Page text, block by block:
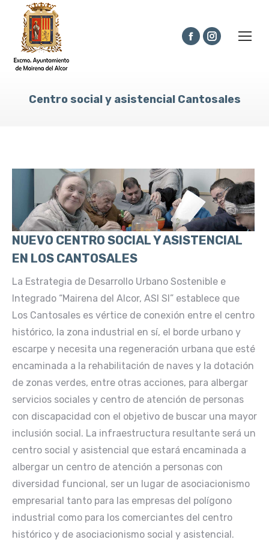
Facebook
in
Instagram
in
Centro social y asistencial Cantosales
NUEVO CENTRO SOCIAL Y ASISTENCIAL
EN LOS CANTOSALES
La Estrategia de Desarrollo Urbano Sostenible e
Integrado “Mairena del Alcor, ASI SI” establece que
Los Cantosales es vértice de conexión entre el centro
histórico, la zona industrial en sí, el borde urbano y
escarpe y necesita una regeneración urbana que esté
encaminada a la rehabilitación de naves y la dotación
de zonas verdes, entre otras acciones, para albergar
servicios sociales y centro de atención de personas
con discapacidad con el objetivo de buscar una mayor
inclusión social. La infraestructura resultante será un
centro social y asistencial que estará encaminada a
albergar un centro de atención a personas con
diversidad funcional, ser un lugar de asociacionismo
empresarial tanto para las empresas del polígono
industrial como para los comerciantes del centro
histórico y de asociacionismo social y asistencial.